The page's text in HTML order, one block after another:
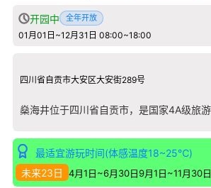
开园中 全年开放
01月01日~12月31日 08:00~18:00
四川省自贡市大安区大安街289号
最适宜游玩时间(体感温度18~25℃)
未来23日
4月1日~6月30日9月1日~11月30日